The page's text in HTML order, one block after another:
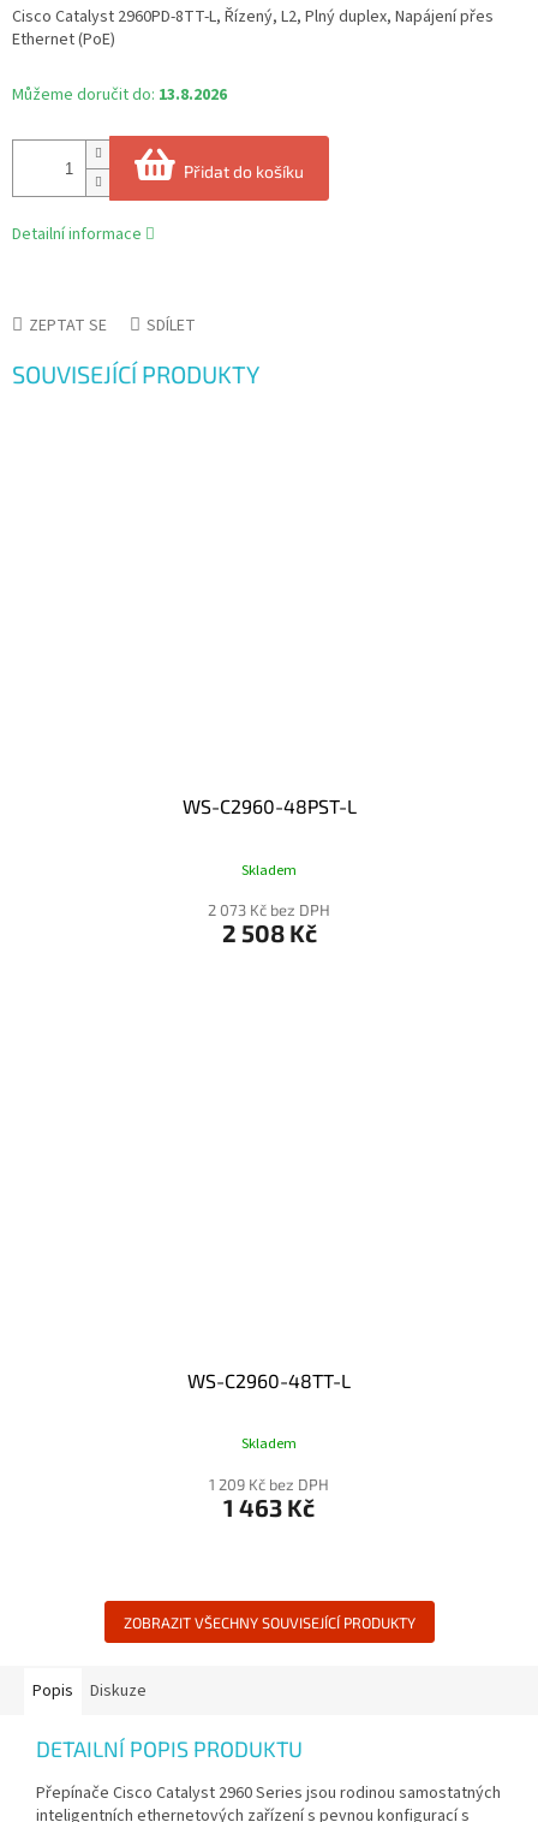
cena:
Můžeme doručit do: 13.8.2026
Přidat do košíku
Cisco Catalyst 2960PD-8TT-L, Řízený, L2, Plný duplex, Napájení přes
Ethernet (PoE)
Detailní informace
ZEPTAT SE SDÍLET
SOUVISEJÍCÍ PRODUKTY
WS-C2960-48PST-L
Skladem
2 073 Kč bez DPH
2 508 Kč
WS-C2960-48TT-L
Skladem
1 209 Kč bez DPH
1 463 Kč
ZOBRAZIT VŠECHNY SOUVISEJÍCÍ PRODUKTY
Popis Diskuze
DETAILNÍ POPIS PRODUKTU
Přepínače Cisco Catalyst 2960 Series jsou rodinou samostatných
inteligentních ethernetových zařízení s pevnou konfigurací s